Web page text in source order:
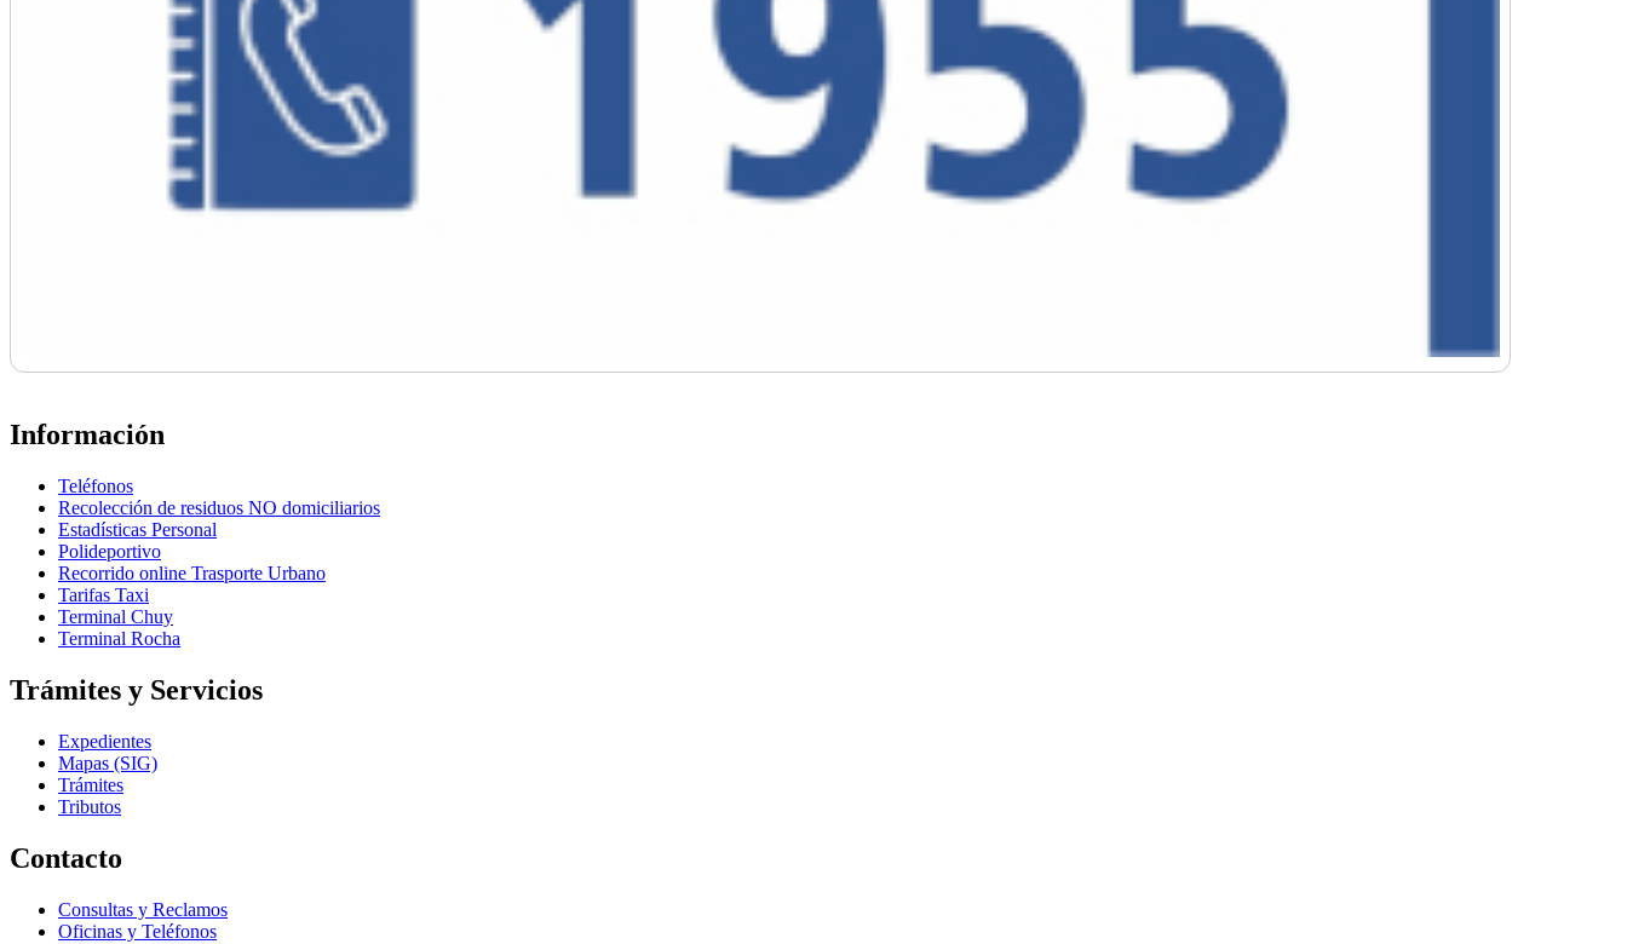
Información
Teléfonos
Recolección de residuos NO domiciliarios
Estadísticas Personal
Polideportivo
Recorrido online Trasporte Urbano
Tarifas Taxi
Terminal Chuy
Terminal Rocha
Trámites y Servicios
Expedientes
Mapas (SIG)
Trámites
Tributos
Contacto
Consultas y Reclamos
Oficinas y Teléfonos